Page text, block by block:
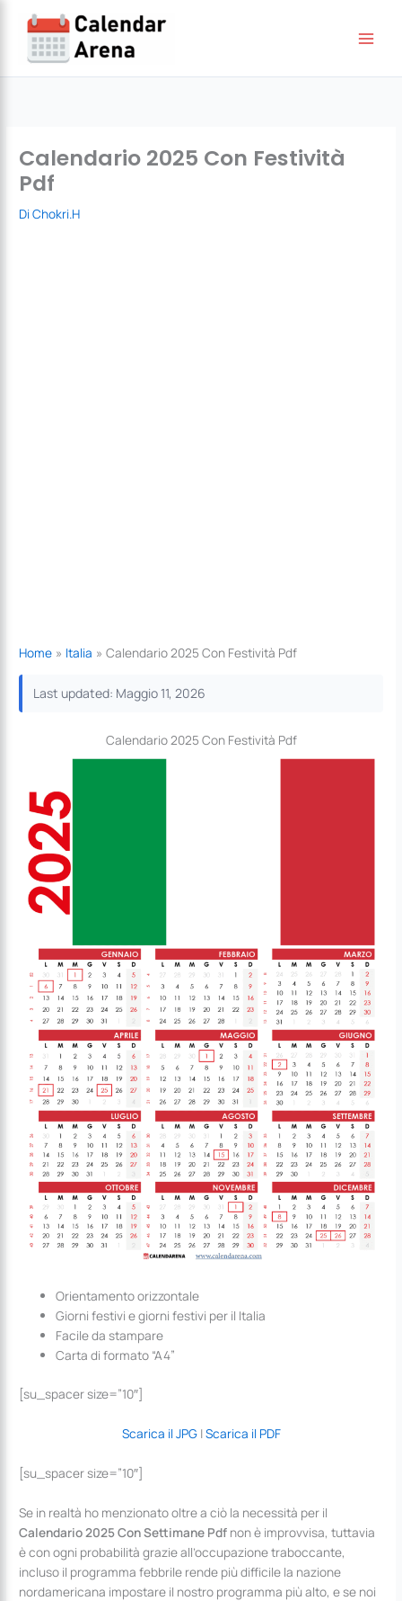
contenuto
Calendario 2025 Con Festività
Pdf
DiChokri.H
Home Italia Calendario 2025 Con Festività Pdf
Last updated: Maggio 11, 2026
Calendario 2025 Con Festività Pdf
Orientamento orizzontale
Giorni festivi e giorni festivi per il Italia
Facile da stampare
Carta di formato “A4”
[su_spacer size=”10″]
Scarica il JPG|Scarica il PDF
[su_spacer size=”10″]
Se in realtà ho menzionato oltre a ciò la necessità per il
Calendario 2025 Con Settimane Pdf non è improvvisa, tuttavia
è con ogni probabilità grazie all’occupazione traboccante,
incluso il programma febbrile rende più difficile la nazione
nordamericana impostare il nostro programma più alto, e se noi